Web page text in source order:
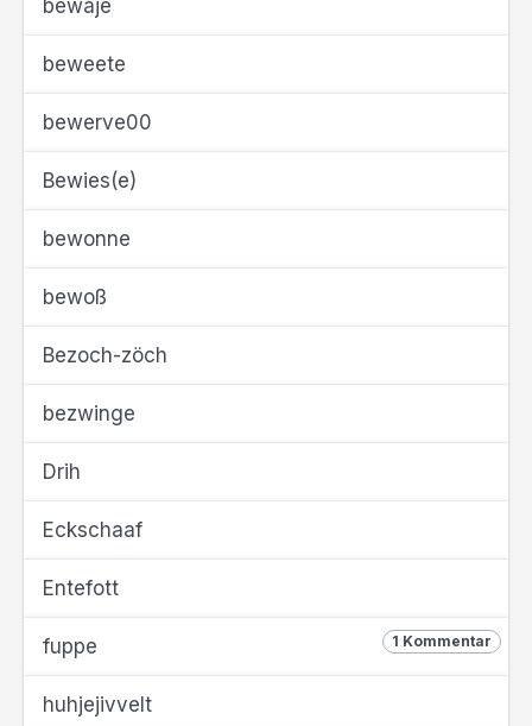
bewäje
beweete
bewerve00
Bewies(e)
bewonne
bewoß
Bezoch-zöch
bezwinge
Drih
Eckschaaf
Entefott
1 Kommentar
fuppe
huhjejivvelt